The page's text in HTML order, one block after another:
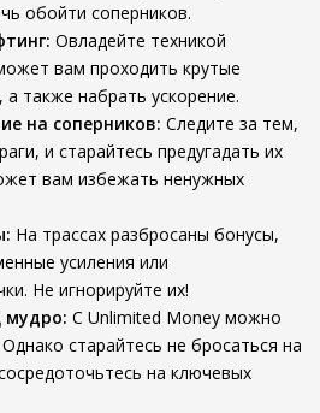
обойти соперников.
Овладейте техникой
вам проходить крутые
также набрать ускорение.
на соперников: Следите за тем,
и старайтесь предугадать их
вам избежать ненужных
На трассах разбросаны бонусы,
усиления или
Не игнорируйте их!
мудро: С Unlimited Money можно
старайтесь не бросаться на
на ключевых